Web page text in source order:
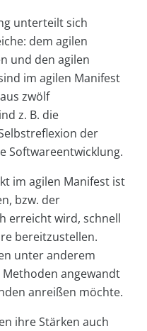
unterteilt sich
dem agilen
und den agilen
im agilen Manifest
zwölf
z. B. die
der
Softwareentwicklung.
im agilen Manifest ist
bzw. der
erreicht wird, schnell
bereitzustellen.
unter anderem
angewandt
anreißen möchte.
ihre Stärken auch